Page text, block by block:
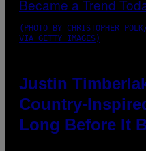
(PHOTO BY CHRISTOPHER
VIA GETTY IMAGES)
Justin
Country-
Long Before It